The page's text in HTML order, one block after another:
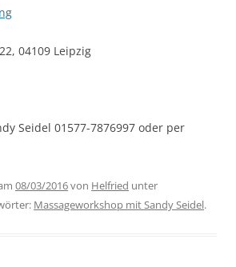
04109 Leipzig
Seidel 01577-7876997 oder per
08/03/2016von Helfried unter
Massageworkshop mit Sandy Seidel.